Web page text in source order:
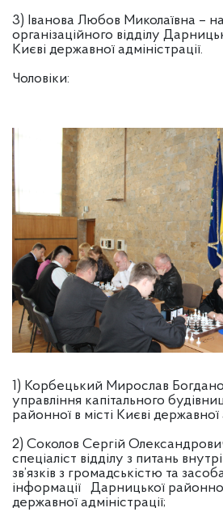
3) Іванова Любов Миколаївна –
організаційного відділу
Києві державної адміністрації.
Чоловіки:
1) Корбецький Мирослав
управління капітального
районної в місті Києві державної
2) Соколов Сергій
спеціаліст відділу з питань
зв’язків з громадськістю та
інформації Дарницької районної
державної адміністрації;